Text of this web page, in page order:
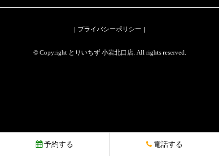
プライバシーポリシー
© Copyright とりいちず 小岩北口店. All rights reserved.
予約する 電話する